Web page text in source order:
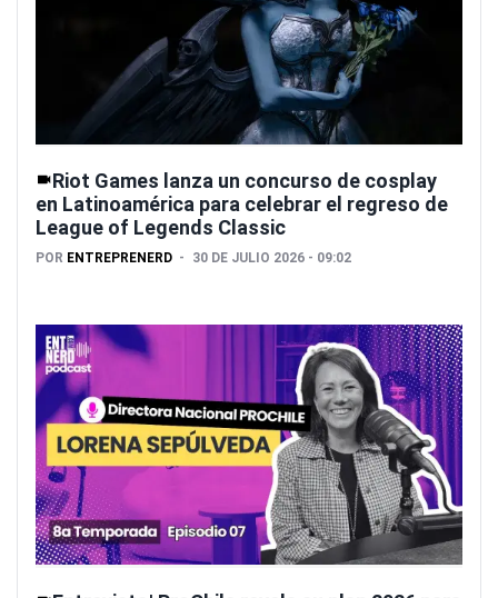
Riot Games lanza un concurso de cosplay
en Latinoamérica para celebrar el regreso de
League of Legends Classic
POR ENTREPRENERD 30 DE JULIO 2026 - 09:02